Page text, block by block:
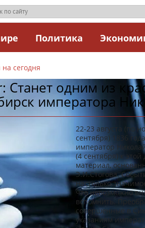
Политика
сегодня
Станет одним из
императора
22-23 августа (по
сентября) 1836
император
(4 сентября) к
материал,
Э.И.Стогова.
настолько
что невозможно
вспомнить.
совершенные в
указаниям